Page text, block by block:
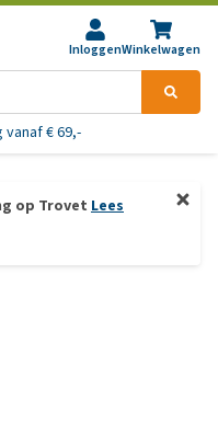
InloggenWinkelwagen
vanaf € 69,-
op Trovet Lees